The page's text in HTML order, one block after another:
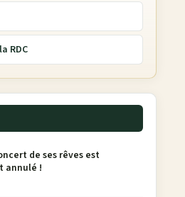
RDC
de ses rêves est
annulé !